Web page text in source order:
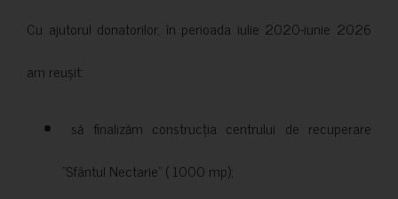
Cu ajutorul donatorilor, în perioada iulie 2020-iunie 2026
am reușit:
să finalizăm construcția centrului de recuperare
”Sfântul Nectarie” ( 1000 mp);